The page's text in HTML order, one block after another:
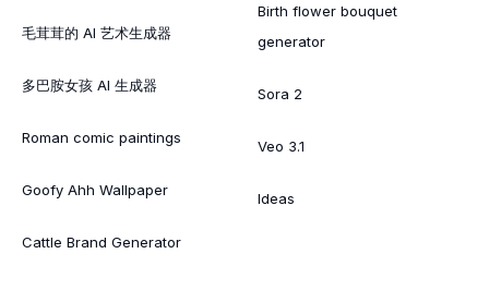
毛茸茸的 AI 艺术生成器
多巴胺女孩 AI 生成器
Roman comic paintings
Goofy Ahh Wallpaper
Cattle Brand Generator
Birth flower bouquet
generator
Sora 2
Veo 3.1
Ideas